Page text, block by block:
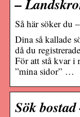
Så här söker du
Dina så kallade
då du
För att stå kvar i
”mina sidor” …
Sök